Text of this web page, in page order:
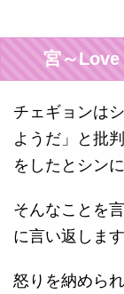
宮～Love
チェギョンは
ようだ」と批
をしたとシン
そんなことを
に言い返します
怒りを納めら